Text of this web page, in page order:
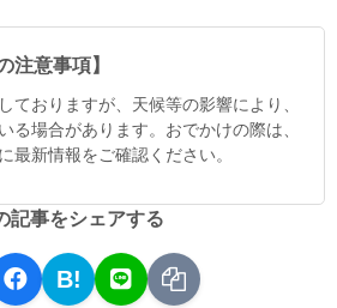
注意事項】
ておりますが、天候等の影響により、
る場合があります。おでかけの際は、
最新情報をご確認ください。
記事をシェアする
B!